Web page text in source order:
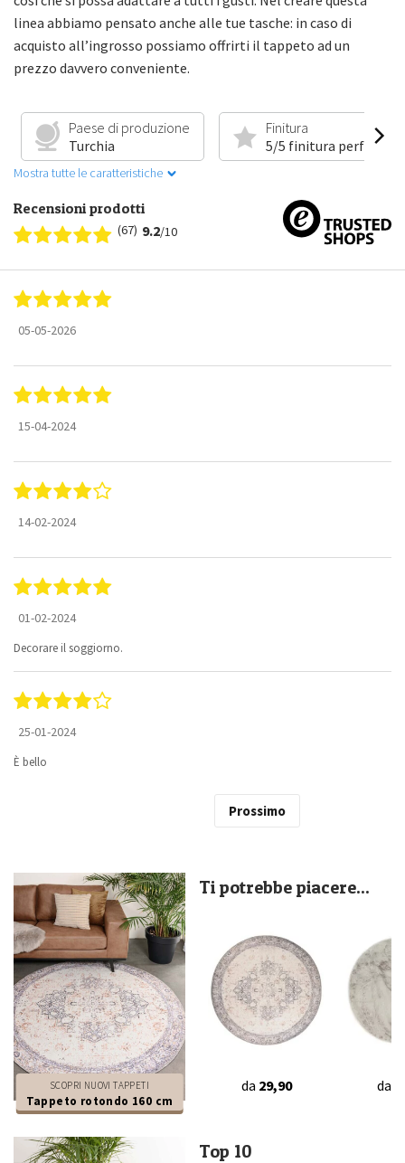
linea abbiamo pensato anche alle tue tasche: in caso di
acquisto all’ingrosso possiamo offrirti il tappeto ad un
prezzo davvero conveniente.
Paese di produzione
Turchia
Finitura
5/5 finitura perfetta
Mostra tutte le caratteristiche
Recensioni prodotti
(67) 9.2/10
05-05-2026
15-04-2024
14-02-2024
01-02-2024
Decorare il soggiorno.
25-01-2024
È bello
Prossimo
SCOPRI NUOVI TAPPETI
Tappeto rotondo 160 cm
Ti potrebbe piacere...
da 29,90 da
Top 10